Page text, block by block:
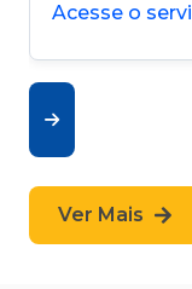
Acesse o
Ver Mais